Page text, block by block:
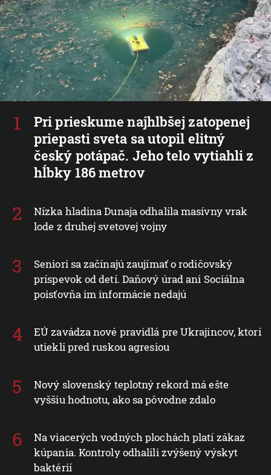
Pri prieskume najhlbšej zatopenej
priepasti sveta sa utopil elitný
český potápač. Jeho telo vytiahli z
hĺbky 186 metrov
Nízka hladina Dunaja odhalila masívny vrak
lode z druhej svetovej vojny
Seniori sa začínajú zaujímať o rodičovský
príspevok od detí. Daňový úrad ani Sociálna
poisťovňa im informácie nedajú
EÚ zavádza nové pravidlá pre Ukrajincov, ktorí
utiekli pred ruskou agresiou
Nový slovenský teplotný rekord má ešte
vyššiu hodnotu, ako sa pôvodne zdalo
Na viacerých vodných plochách platí zákaz
kúpania. Kontroly odhalili zvýšený výskyt
baktérií